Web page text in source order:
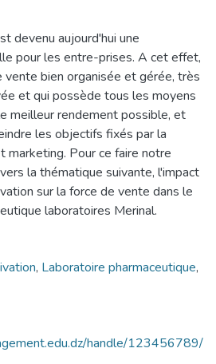
devenu aujourd'hui une
pour les entre-prises. A cet effet,
vente bien organisée et gérée, très
et qui possède tous les moyens
meilleur rendement possible, et
les objectifs fixés par la
marketing. Pour ce faire notre
la thématique suivante, l'impact
sur la force de vente dans le
laboratoires Merinal.
, Laboratoire pharmaceutique,
handle/123456789/